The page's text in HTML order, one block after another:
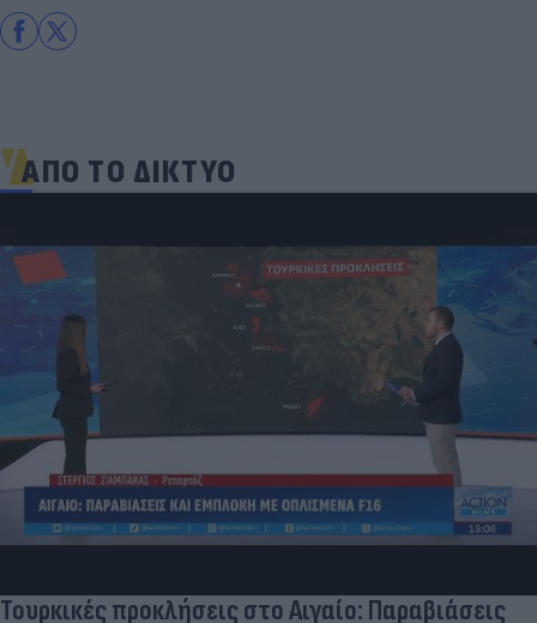
ΑΠΟ ΤΟ ΔΙΚΤΥΟ
Τουρκικές προκλήσεις στο Αιγαίο: Παραβιάσεις